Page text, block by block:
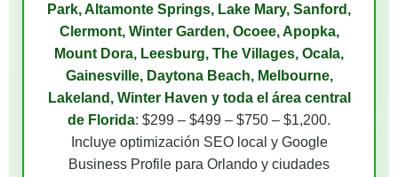
Park, Altamonte Springs, Lake Mary, Sanford,
Clermont, Winter Garden, Ocoee, Apopka,
Mount Dora, Leesburg, The Villages, Ocala,
Gainesville, Daytona Beach, Melbourne,
Lakeland, Winter Haven y toda el área central
de Florida: $299 – $499 – $750 – $1,200.
Incluye optimización SEO local y Google
Business Profile para Orlando y ciudades